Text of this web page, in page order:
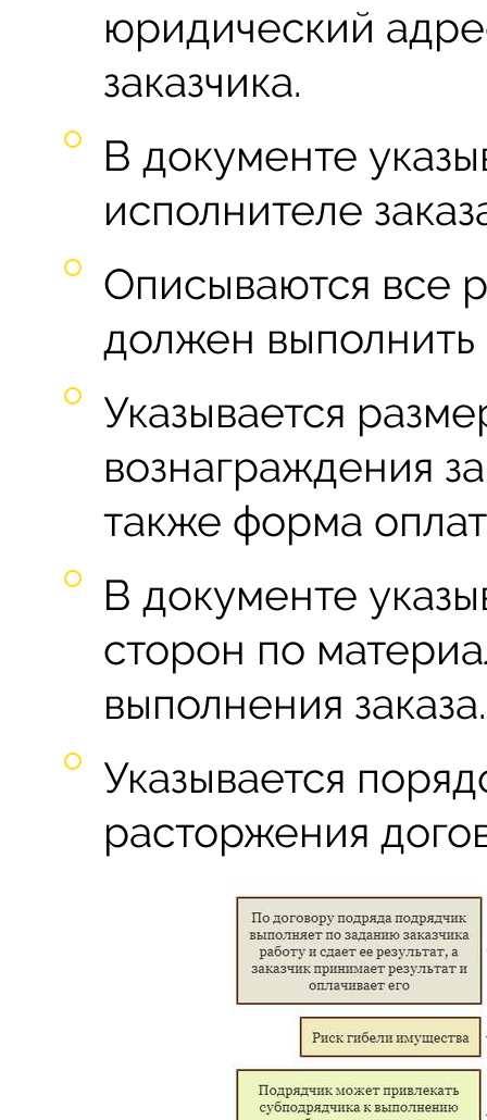
юридический
заказчика.
В документе
исполнителе
Описываются все
должен выполнить
Указывается
вознаграждения
также форма
В документе
сторон по
выполнения заказа.
Указывается
расторжения